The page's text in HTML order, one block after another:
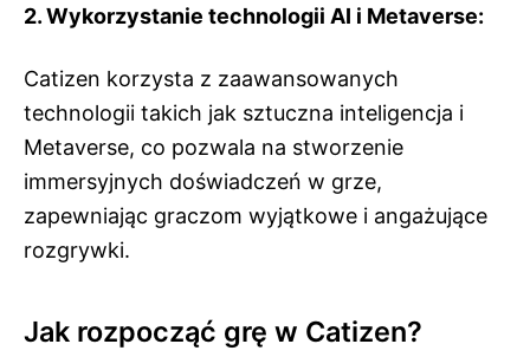
2. Wykorzystanie technologii AI i Metaverse:
Catizen korzysta z zaawansowanych
technologii takich jak sztuczna inteligencja i
Metaverse, co pozwala na stworzenie
immersyjnych doświadczeń w grze,
zapewniając graczom wyjątkowe i angażujące
rozgrywki.
Jak rozpocząć grę w Catizen?